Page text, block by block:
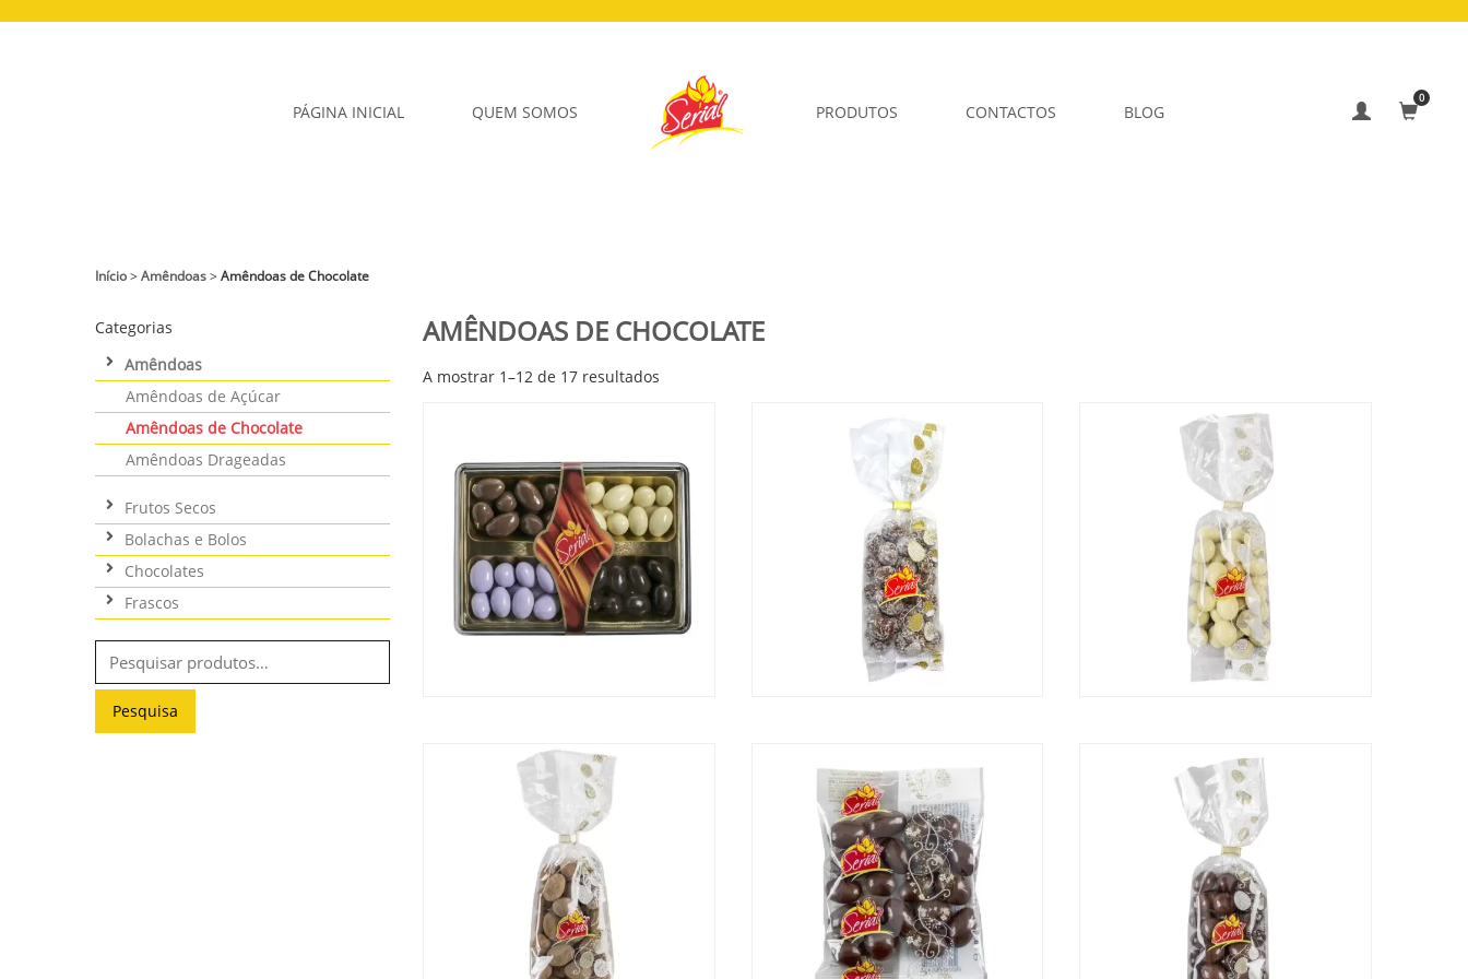
PÁGINA INICIAL QUEM SOMOS PRODUTOS CONTACTOS BLOG
0
Início>Amêndoas>Amêndoas de Chocolate
Categorias
Amêndoas
Amêndoas de Açúcar
Amêndoas de Chocolate
Amêndoas Drageadas
Frutos Secos
Bolachas e Bolos
Chocolates
Frascos
por:
Pesquisa
AMÊNDOAS DE CHOCOLATE
A mostrar 1–12 de 17 resultados
ACETATO AMÊNDOAS
CHOCOLATE
AMÊNDOA CHOCOLATE LEITE
C/COCO
AMÊNDOAS CHOCOLATE
BRANCO